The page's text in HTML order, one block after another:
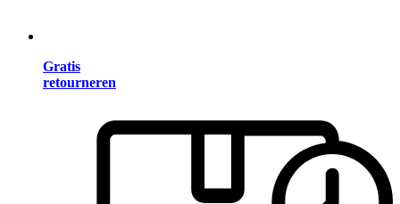
Gratis
retourneren